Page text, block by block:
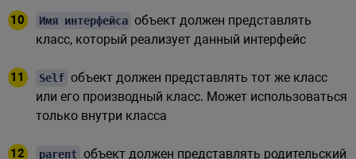
Имя интерфейса объект должен представлять
класс, который реализует данный интерфейс
Self объект должен представлять тот же класс
или его производный класс. Может использоваться
только внутри класса
parent объект должен представлять родительский